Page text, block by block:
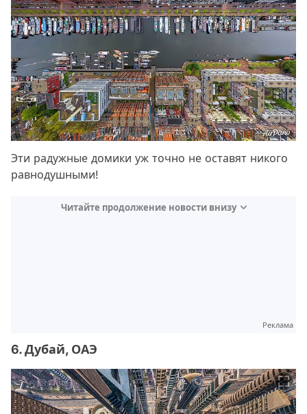
Эти радужные домики уж точно не оставят никого
равнодушными!
Читайте продолжение новости внизу
Реклама
6. Дубай, ОАЭ